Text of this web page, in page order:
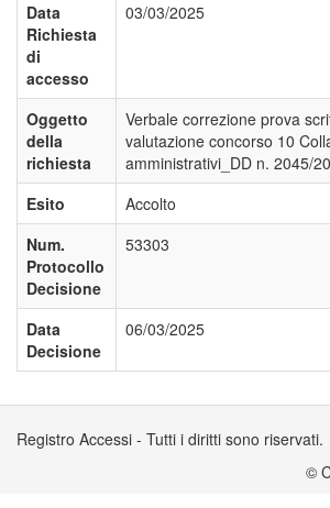
Data
Richiesta
di
accesso
03/03/2025
Oggetto
della
richiesta
Verbale correzione prova
valutazione concorso 10
amministrativi_DD n. 2045/
Esito
Accolto
Num.
Protocollo
Decisione
53303
Data
Decisione
06/03/2025
Registro Accessi - Tutti i diritti sono riservati.
©